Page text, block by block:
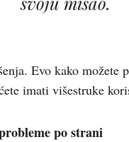
Evo kako možete
imati višestruke
po strani